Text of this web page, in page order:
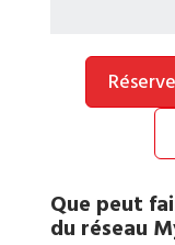
Que peut
du réseau